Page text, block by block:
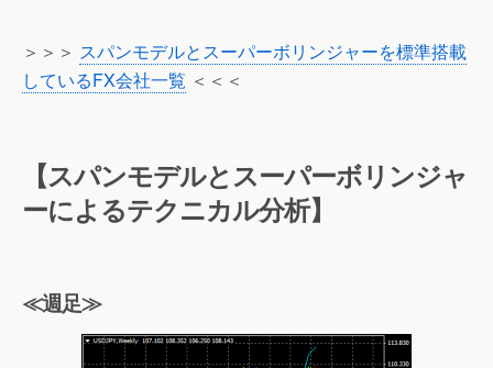
＞＞＞ スパンモデルとスーパーボリンジャーを標準搭載
しているFX会社一覧 ＜＜＜
【スパンモデルとスーパーボリンジャ
ーによるテクニカル分析】
≪週足≫